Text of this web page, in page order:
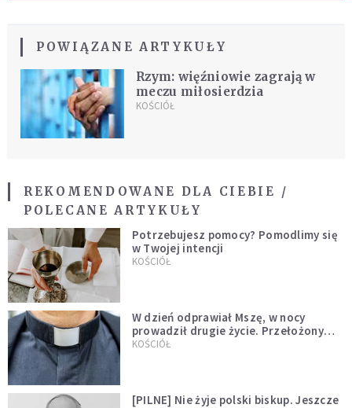
POWIĄZANE ARTYKUŁY
Rzym: więźniowie zagrają w
meczu miłosierdzia
KOŚCIÓŁ
REKOMENDOWANE DLA CIEBIE /
POLECANE ARTYKUŁY
Potrzebujesz pomocy? Pomodlimy się
w Twojej intencji
KOŚCIÓŁ
W dzień odprawiał Mszę, w nocy
prowadził drugie życie. Przełożony
kazał mu opuścić zakon
KOŚCIÓŁ
[PILNE] Nie żyje polski biskup. Jeszcze